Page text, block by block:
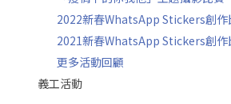
2022新春WhatsApp Stickers創作
2021新春WhatsApp Stickers創作
更多活動回顧
義工活動